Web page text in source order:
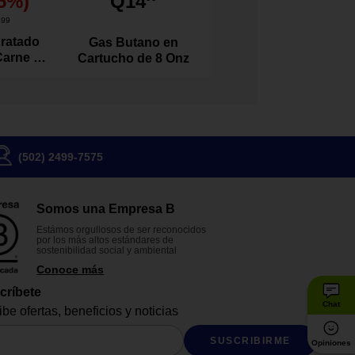
99
de
Gas Butano en
Cartucho de 8 Onz
(502) 2499-7575
Somos una Empresa B
Estámos orgullosos de ser reconocidos
por los más altos estándares de
sostenibilidad social y ambiental
Conoce más
ofertas, beneficios y noticias
SUSCRIBIRME
Chat
Opiniones